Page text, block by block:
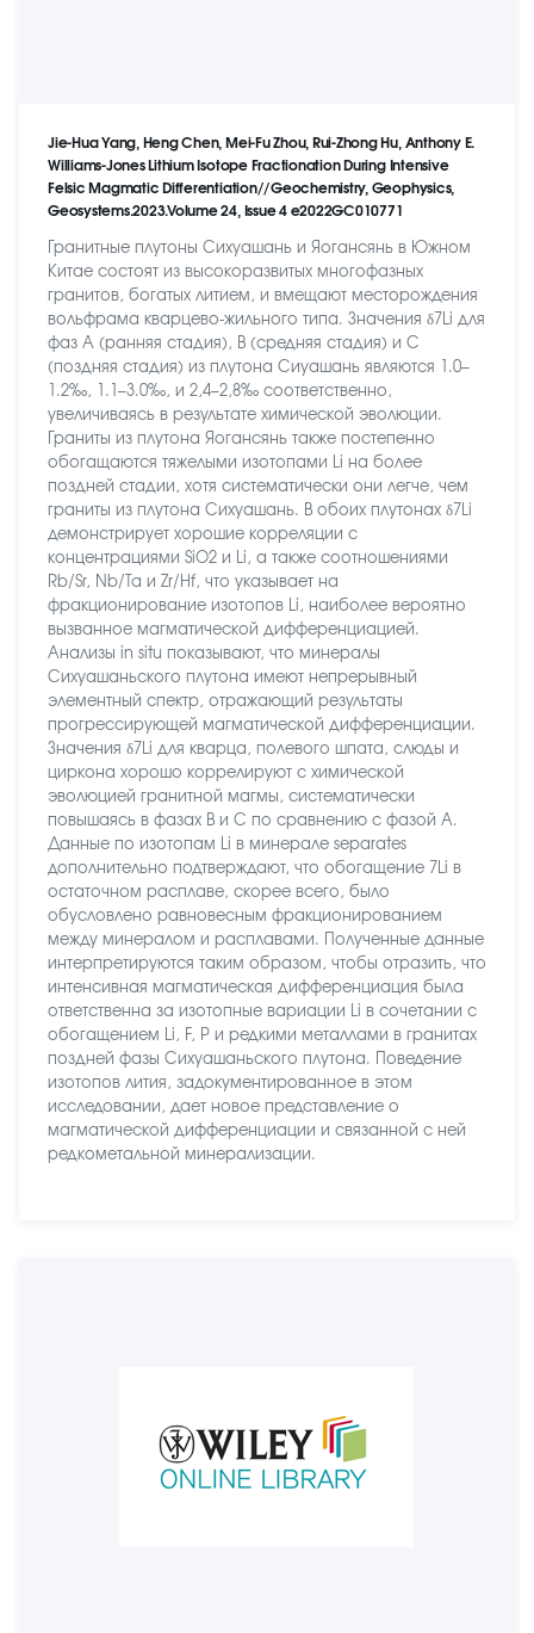
Jie-Hua Yang, Heng Chen, Mei-Fu Zhou, Rui-Zhong Hu, Anthony E.
Williams-Jones Lithium Isotope Fractionation During Intensive
Felsic Magmatic Differentiation//Geochemistry, Geophysics,
Geosystems.2023.Volume 24, Issue 4 e2022GC010771
Гранитные плутоны Сихуашань и Яогансянь в Южном
Китае состоят из высокоразвитых многофазных
гранитов, богатых литием, и вмещают месторождения
вольфрама кварцево-жильного типа. Значения δ7Li для
фаз A (ранняя стадия), B (средняя стадия) и C
(поздняя стадия) из плутона Сиуашань являются 1.0–
1.2‰, 1.1–3.0‰, и 2,4–2,8‰ соответственно,
увеличиваясь в результате химической эволюции.
Граниты из плутона Яогансянь также постепенно
обогащаются тяжелыми изотопами Li на более
поздней стадии, хотя систематически они легче, чем
граниты из плутона Сихуашань. В обоих плутонах δ7Li
демонстрирует хорошие корреляции с
концентрациями SiO2 и Li, а также соотношениями
Rb/Sr, Nb/Ta и Zr/Hf, что указывает на
фракционирование изотопов Li, наиболее вероятно
вызванное магматической дифференциацией.
Анализы in situ показывают, что минералы
Сихуашаньского плутона имеют непрерывный
элементный спектр, отражающий результаты
прогрессирующей магматической дифференциации.
Значения δ7Li для кварца, полевого шпата, слюды и
циркона хорошо коррелируют с химической
эволюцией гранитной магмы, систематически
повышаясь в фазах B и C по сравнению с фазой A.
Данные по изотопам Li в минерале separates
дополнительно подтверждают, что обогащение 7Li в
остаточном расплаве, скорее всего, было
обусловлено равновесным фракционированием
между минералом и расплавами. Полученные данные
интерпретируются таким образом, чтобы отразить, что
интенсивная магматическая дифференциация была
ответственна за изотопные вариации Li в сочетании с
обогащением Li, F, P и редкими металлами в гранитах
поздней фазы Сихуашаньского плутона. Поведение
изотопов лития, задокументированное в этом
исследовании, дает новое представление о
магматической дифференциации и связанной с ней
редкометальной минерализации.